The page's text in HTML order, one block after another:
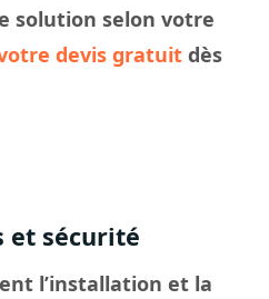
solution selon votre
devis gratuit dès
et sécurité
l’installation et la